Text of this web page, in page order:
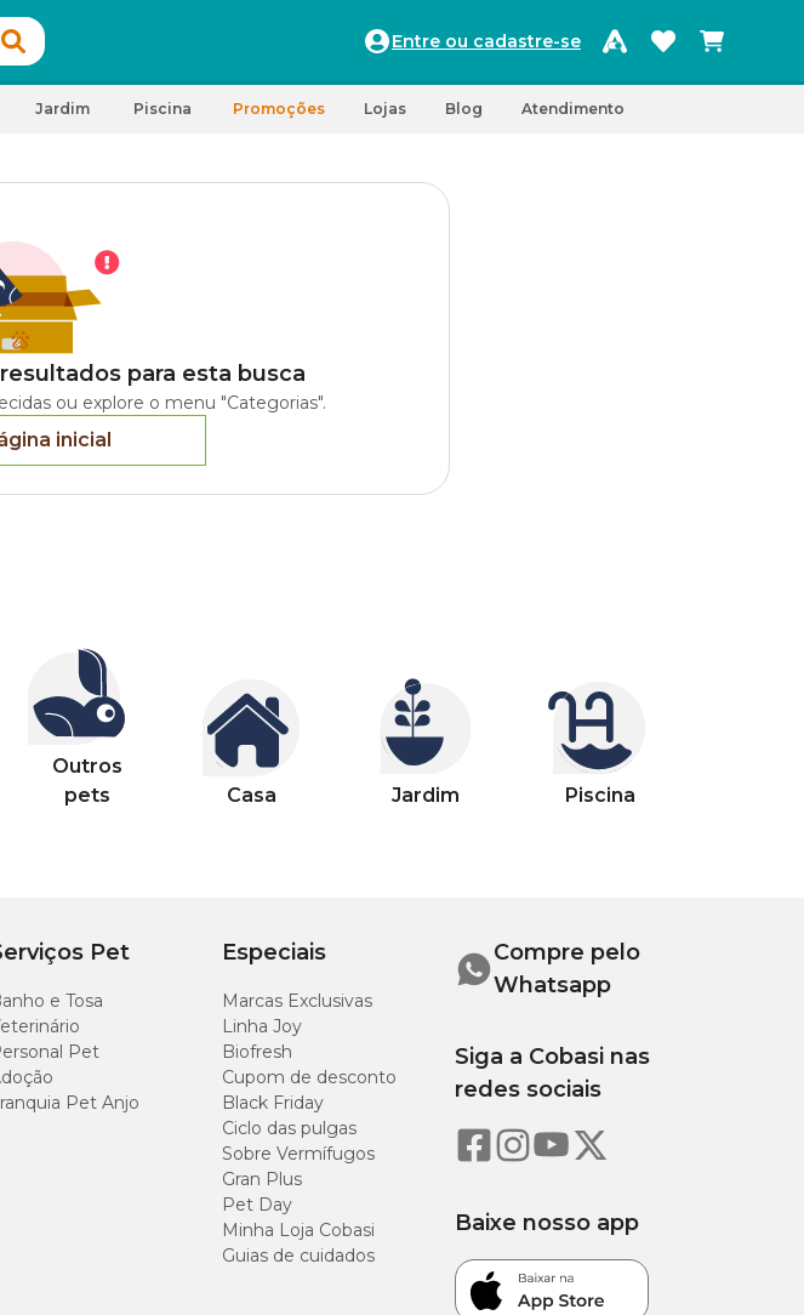
Entre ou cadastre-se
Jardim Piscina Promoções Lojas Blog Atendimento
para esta busca
ou explore o menu "Categorias".
inicial
Outros
pets
Casa Jardim Piscina
Pet
e Tosa
Pet
Pet Anjo
Especiais
Marcas Exclusivas
Linha Joy
Biofresh
Cupom de desconto
Black Friday
Ciclo das pulgas
Sobre Vermífugos
Gran Plus
Pet Day
Minha Loja Cobasi
Guias de cuidados
Compre pelo
Whatsapp
Siga a Cobasi nas
redes sociais
Baixe nosso app